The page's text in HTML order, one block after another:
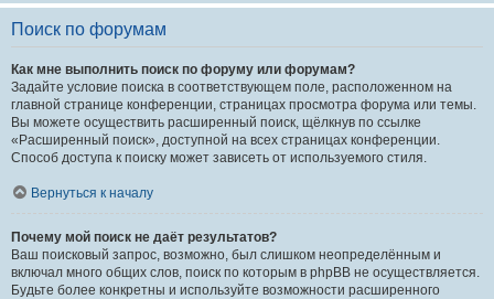
Поиск по форумам
Как мне выполнить поиск по форуму или форумам?
Задайте условие поиска в соответствующем поле, расположенном на
главной странице конференции, страницах просмотра форума или темы.
Вы можете осуществить расширенный поиск, щёлкнув по ссылке
«Расширенный поиск», доступной на всех страницах конференции.
Способ доступа к поиску может зависеть от используемого стиля.
Вернуться к началу
Почему мой поиск не даёт результатов?
Ваш поисковый запрос, возможно, был слишком неопределённым и
включал много общих слов, поиск по которым в phpBB не осуществляется.
Будьте более конкретны и используйте возможности расширенного